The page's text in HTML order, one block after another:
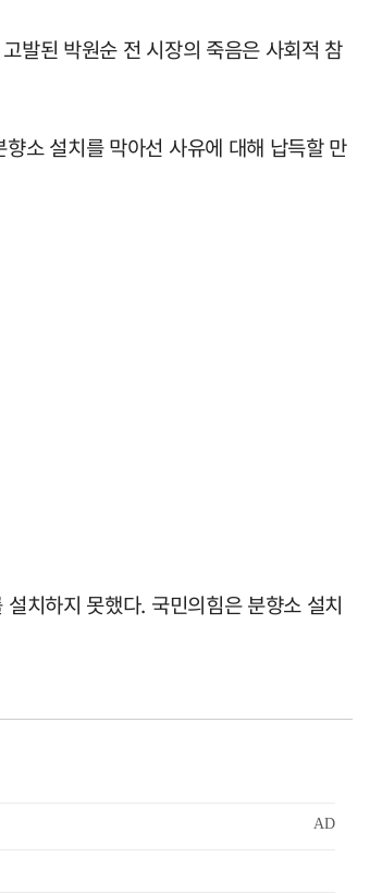
발된 박원순 전 시장의 죽음은 사회적 참
소 설치를 막아선 사유에 대해 납득할 만
치하지 못했다. 국민의힘은 분향소 설치